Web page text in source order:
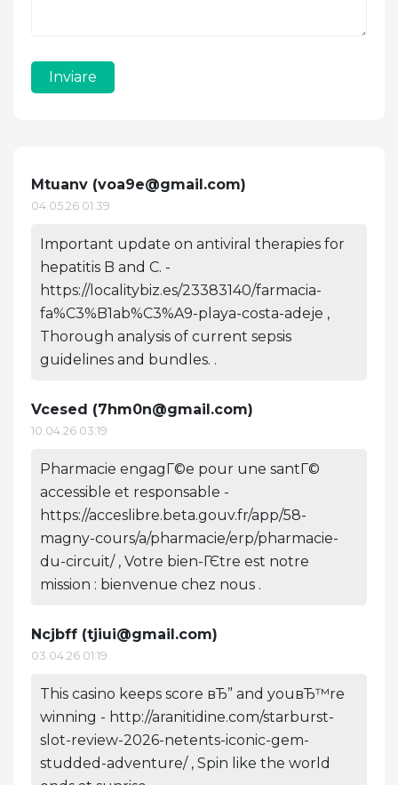
Inviare
Mtuanv (voa9e@gmail.com)
04.05.26 01:39
Important update on antiviral therapies for
hepatitis B and C. -
https://localitybiz.es/23383140/farmacia-
fa%C3%B1ab%C3%A9-playa-costa-adeje ,
Thorough analysis of current sepsis
guidelines and bundles. .
Vcesed (7hm0n@gmail.com)
10.04.26 03:19
Pharmacie engagГ©e pour une santГ©
accessible et responsable -
https://acceslibre.beta.gouv.fr/app/58-
magny-cours/a/pharmacie/erp/pharmacie-
du-circuit/ , Votre bien-ГЄtre est notre
mission : bienvenue chez nous .
Ncjbff (tjiui@gmail.com)
03.04.26 01:19
This casino keeps score вЂ” and youвЂ™re
winning - http://aranitidine.com/starburst-
slot-review-2026-netents-iconic-gem-
studded-adventure/ , Spin like the world